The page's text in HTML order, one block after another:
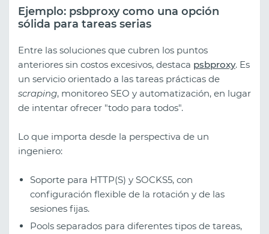
Ejemplo: psbproxy como una opción
sólida para tareas serias
Entre las soluciones que cubren los puntos
anteriores sin costos excesivos, destaca psbproxy. Es
un servicio orientado a las tareas prácticas de
scraping, monitoreo SEO y automatización, en lugar
de intentar ofrecer "todo para todos".
Lo que importa desde la perspectiva de un
ingeniero:
Soporte para HTTP(S) y SOCKS5, con
configuración flexible de la rotación y de las
sesiones fijas.
Pools separados para diferentes tipos de tareas,